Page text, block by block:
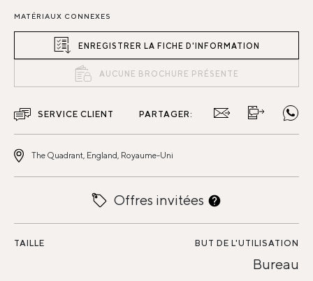
MATÉRIAUX CONNEXES
ENREGISTRER LA FICHE D'INFORMATION
AUCUNE BROCHURE PRÉSENTE
SERVICE CLIENT PARTAGER:
The Quadrant, England, Royaume-Uni
Offres invitées
TAILLE BUT DE L'UTILISATION
Bureau